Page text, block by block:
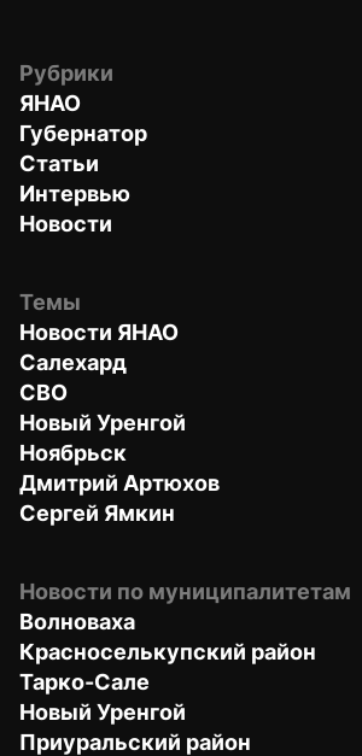
Рубрики
ЯНАО
Губернатор
Статьи
Интервью
Новости
Темы
Новости ЯНАО
Салехард
СВО
Новый Уренгой
Ноябрьск
Дмитрий Артюхов
Сергей Ямкин
Новости по муниципалитетам
Волноваха
Красноселькупский район
Тарко-Сале
Новый Уренгой
Приуральский район